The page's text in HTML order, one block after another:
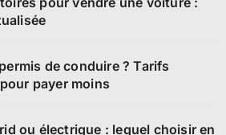
de conduire ? Tarifs
payer moins
ou électrique : lequel choisir en